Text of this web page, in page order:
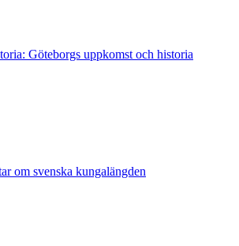
Göteborgs uppkomst och historia
om svenska kungalängden